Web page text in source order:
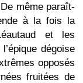
même paraît-
à la fois la
et les
dégoise
opposés
fruitées de